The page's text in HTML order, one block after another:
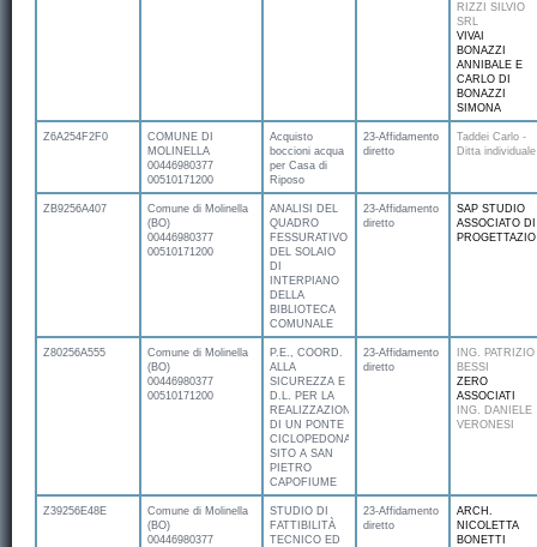
RIZZI SILVIO
SRL
VIVAI
BONAZZI
ANNIBALE E
CARLO DI
BONAZZI
SIMONA
Z6A254F2F0
COMUNE DI
MOLINELLA
00446980377
00510171200
Acquisto
boccioni acqua
per Casa di
Riposo
23-Affidamento
diretto
Taddei Carlo -
Ditta individuale
ZB9256A407
Comune di Molinella
(BO)
00446980377
00510171200
ANALISI DEL
QUADRO
FESSURATIVO
DEL SOLAIO
DI
INTERPIANO
DELLA
BIBLIOTECA
COMUNALE
23-Affidamento
diretto
SAP STUDIO
ASSOCIATO DI
Z80256A555
Comune di Molinella
(BO)
00446980377
00510171200
P.E., COORD.
ALLA
SICUREZZA E
D.L. PER LA
REALIZZAZIONE
DI UN PONTE
CICLOPEDONALE
SITO A SAN
PIETRO
CAPOFIUME
23-Affidamento
diretto
ING. PATRIZIO
BESSI
ZERO
ASSOCIATI
ING. DANIELE
VERONESI
Z39256E48E
Comune di Molinella
(BO)
00446980377
STUDIO DI
FATTIBILITÀ
TECNICO ED
23-Affidamento
diretto
ARCH.
NICOLETTA
BONETTI